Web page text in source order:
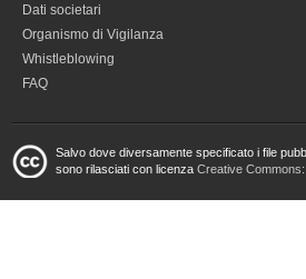
Dati societari
Organismo di Vigilanza
Whistleblowing
FAQ
Salvo dove diversamente specificato i file
sono rilasciati con licenza Creative